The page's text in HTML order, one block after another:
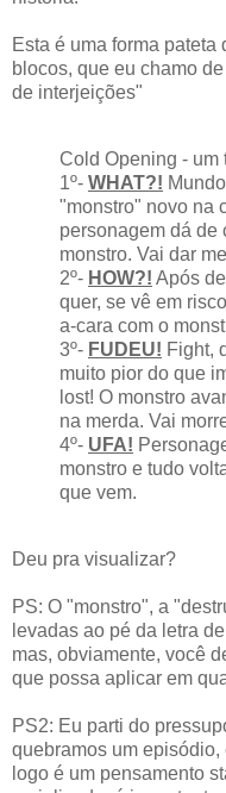
Esta é uma forma
blocos, que eu chamo
de interjeições"
Cold Opening - um
1º- WHAT?!
"monstro" novo na
personagem dá de
monstro. Vai dar
2º- HOW?! Após
quer, se vê em
a-cara com o
3º- FUDEU! Fight,
muito pior do que
lost! O monstro
na merda. Vai
4º- UFA!
monstro e tudo
que vem.
Deu pra visualizar?
PS: O "monstro", a
levadas ao pé da letra
mas, obviamente, você
que possa aplicar em
PS2: Eu parti do
quebramos um
logo é um pensamento